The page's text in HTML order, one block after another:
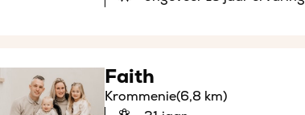
Faith
Krommenie(6,8 km)